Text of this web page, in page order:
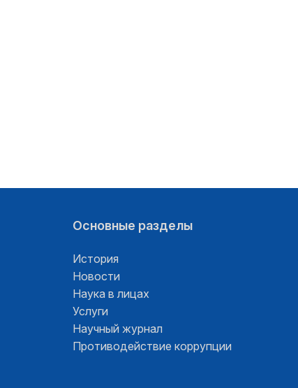
Основные разделы
История
Новости
Наука в лицах
Услуги
Научный журнал
Противодействие коррупции